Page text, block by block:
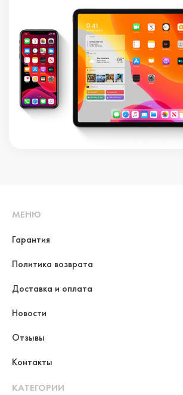
МЕНЮ
Гарантия
Политика возврата
Доставка и оплата
Новости
Отзывы
Контакты
КАТЕГОРИИ